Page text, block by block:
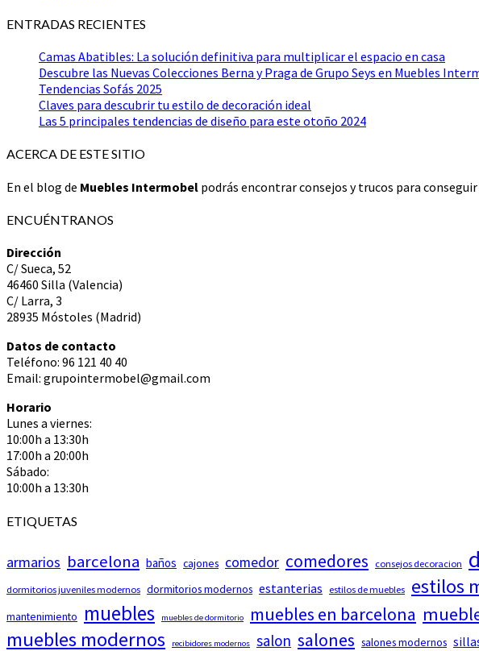
ENTRADAS RECIENTES
Camas Abatibles: La solución definitiva para multiplicar el espacio en casa
Descubre las Nuevas Colecciones Berna y Praga de Grupo Seys en Muebles
Tendencias Sofás 2025
Claves para descubrir tu estilo de decoración ideal
Las 5 principales tendencias de diseño para este otoño 2024
ACERCA DE ESTE SITIO
En el blog de Muebles Intermobel podrás encontrar consejos y trucos para
ENCUÉNTRANOS
Dirección
C/ Sueca, 52
46460 Silla (Valencia)
C/ Larra, 3
28935 Móstoles (Madrid)
Datos de contacto
Teléfono: 96 121 40 40
Email: grupointermobel@gmail.com
Horario
Lunes a viernes:
10:00h a 13:30h
17:00h a 20:00h
Sábado:
10:00h a 13:30h
ETIQUETAS
armarios barcelona baños cajones comedor comedores consejos decoracion
dormitorios juveniles modernos dormitorios modernos estanterias estilos de muebles estilos
mantenimiento muebles muebles de dormitorio muebles en barcelona
muebles modernos recibidores modernos salon salones salones modernos